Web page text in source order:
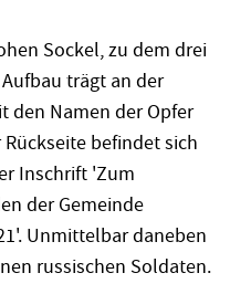
Sockel, zu dem drei
trägt an der
den Namen der Opfer
befindet sich
Inschrift 'Zum
der Gemeinde
Unmittelbar daneben
russischen Soldaten.